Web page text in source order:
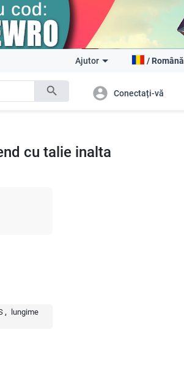
search
Ajutor / Română
account_circle Conectați-vă
cu talie inalta
lungime